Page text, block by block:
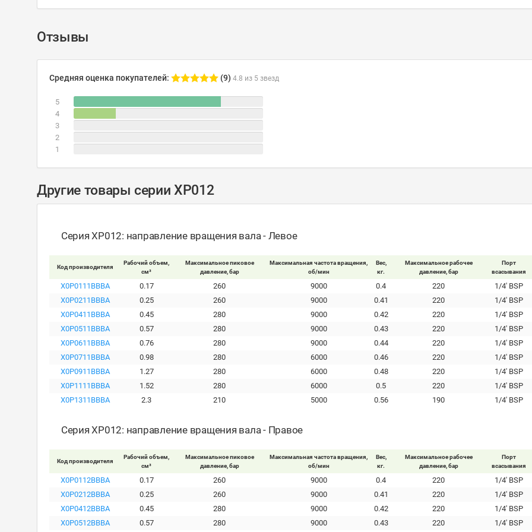
Отзывы
Средняя оценка покупателей: (9) 4.8 из 5 звезд
5
4
3
2
1
Другие товары серии XP012
Серия XP012: направление вращения вала - Левое
Код производителя
Рабочий объем,
см³
Максимальное пиковое
давление, бар
Максимальная частота вращения,
об/мин
Вес,
кг.
Максимальное рабочее
давление, бар
Порт
всасывания
X0P0111BBBA 0.17 260 9000 0.4 220
1/4' BSP
X0P0211BBBA
0.25 260 9000 0.41 220
1/4' BSP
X0P0411BBBA
0.45 280 9000 0.42 220
1/4' BSP
X0P0511BBBA
0.57 280 9000 0.43 220
1/4' BSP
X0P0611BBBA
0.76 280 9000 0.44 220
1/4' BSP
X0P0711BBBA
0.98 280 6000 0.46 220
1/4' BSP
X0P0911BBBA
1.27 280 6000 0.48 220
1/4' BSP
X0P1111BBBA
1.52 280 6000 0.5 220
1/4' BSP
X0P1311BBBA
2.3 210 5000 0.56 190 1/4' BSP
Серия XP012: направление вращения вала - Правое
Код производителя
Рабочий объем,
см³
Максимальное пиковое
давление, бар
Максимальная частота вращения,
об/мин
Вес,
кг.
Максимальное рабочее
давление, бар
Порт
всасывания
X0P0112BBBA 0.17 260 9000 0.4 220
1/4' BSP
X0P0212BBBA
0.25 260 9000 0.41 220
1/4' BSP
X0P0412BBBA
0.45 280 9000 0.42 220
1/4' BSP
X0P0512BBBA
0.57 280 9000 0.43 220 1/4' BSP